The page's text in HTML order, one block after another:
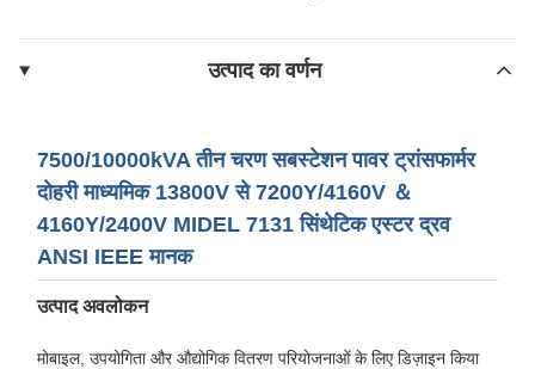
उत्पाद का वर्णन
7500/10000kVA तीन चरण सबस्टेशन पावर ट्रांसफार्मर
दोहरी माध्यमिक 13800V से 7200Y/4160V ＆
4160Y/2400V MIDEL 7131 सिंथेटिक एस्टर द्रव
ANSI IEEE मानक
उत्पाद अवलोकन
मोबाइल, उपयोगिता और औद्योगिक वितरण परियोजनाओं के लिए डिज़ाइन किया